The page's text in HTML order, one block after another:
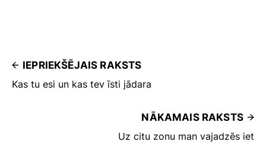
IEPRIEKŠĒJAIS RAKSTS
Kas tu esi un kas tev īsti jādara
NĀKAMAIS RAKSTS
Uz citu zonu man vajadzēs iet